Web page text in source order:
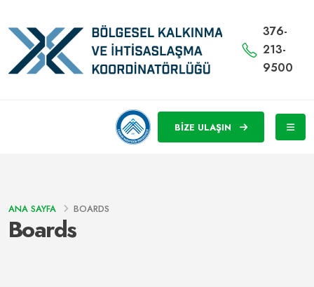
376-
213-
9500
BİZE ULAŞIN
Boards
ANA SAYFA BOARDS